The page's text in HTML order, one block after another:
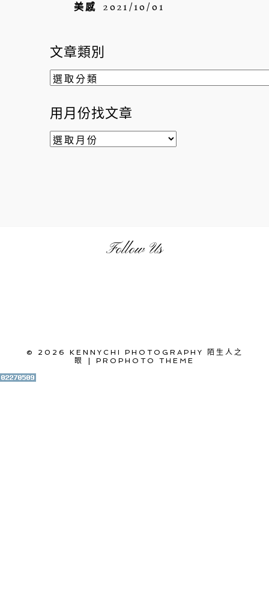
美感 2021/10/01
文章類別
文
類
別
用月份找文章
用
Follow Us
© 2026 KENNYCHI PHOTOGRAPHY 陌生人之
眼
PROPHOTO THEME